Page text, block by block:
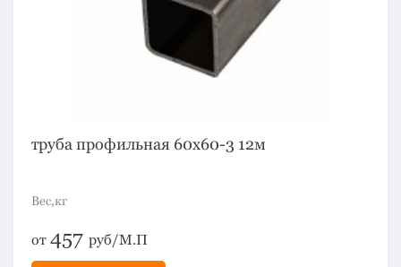
труба профильная 60х60-3 12м
Вес,кг
от 457 руб/М.П